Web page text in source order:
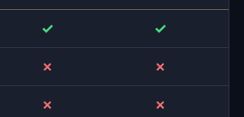
✓ ✓
✗ ✗
✗ ✗